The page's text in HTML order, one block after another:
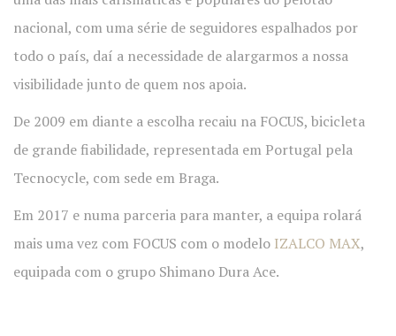
nacional, com uma série de seguidores espalhados por
todo o país, daí a necessidade de alargarmos a nossa
visibilidade junto de quem nos apoia.
De 2009 em diante a escolha recaiu na FOCUS, bicicleta
de grande fiabilidade, representada em Portugal pela
Tecnocycle, com sede em Braga.
Em 2017 e numa parceria para manter, a equipa rolará
mais uma vez com FOCUS com o modelo IZALCO MAX,
equipada com o grupo Shimano Dura Ace.